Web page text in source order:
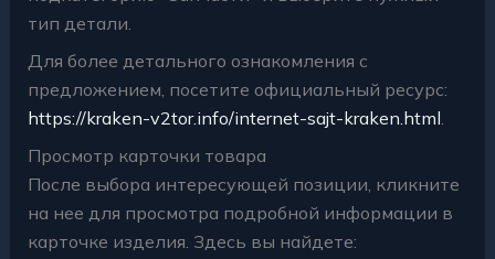
тип детали.
Для более детального ознакомления с
предложением, посетите официальный ресурс:
https://kraken-v2tor.info/internet-sajt-kraken.html
Просмотр карточки товара
После выбора интересующей позиции, кликните
на нее для просмотра подробной информации в
карточке изделия. Здесь вы найдете: